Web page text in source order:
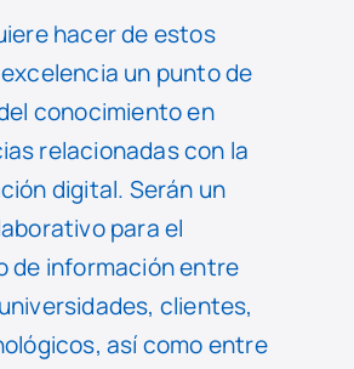
hacer de estos
un punto de
conocimiento en
relacionadas con la
digital. Serán un
para el
de información entre
clientes,
así como entre